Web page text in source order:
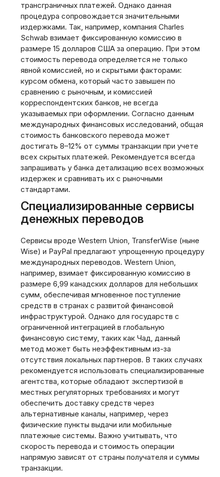
трансграничных платежей. Однако данная
процедура сопровождается значительными
издержками. Так, например, компания Charles
Schwab взимает фиксированную комиссию в
размере 15 долларов США за операцию. При этом
стоимость перевода определяется не только
явной комиссией, но и скрытыми факторами:
курсом обмена, который часто завышен по
сравнению с рыночным, и комиссией
корреспондентских банков, не всегда
указываемых при оформлении. Согласно данным
международных финансовых исследований, общая
стоимость банковского перевода может
достигать 8–12% от суммы транзакции при учете
всех скрытых платежей. Рекомендуется всегда
запрашивать у банка детализацию всех возможных
издержек и сравнивать их с рыночными
стандартами.
Специализированные сервисы
денежных переводов
Сервисы вроде Western Union, TransferWise (ныне
Wise) и PayPal предлагают упрощенную процедуру
международных переводов. Western Union,
например, взимает фиксированную комиссию в
размере 6,99 канадских долларов для небольших
сумм, обеспечивая мгновенное поступление
средств в странах с развитой финансовой
инфраструктурой. Однако для государств с
ограниченной интеграцией в глобальную
финансовую систему, таких как Чад, данный
метод может быть неэффективным из-за
отсутствия локальных партнеров. В таких случаях
рекомендуется использовать специализированные
агентства, которые обладают экспертизой в
местных регуляторных требованиях и могут
обеспечить доставку средств через
альтернативные каналы, например, через
физические пункты выдачи или мобильные
платежные системы. Важно учитывать, что
скорость перевода и стоимость операции
напрямую зависят от страны получателя и суммы
транзакции.